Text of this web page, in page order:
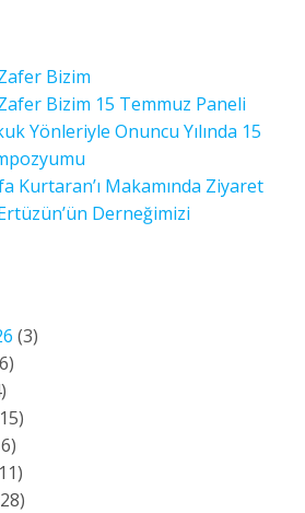
Bizim
Bizim 15 Temmuz Paneli
Yönleriyle Onuncu Yılında 15
Kurtaran’ı Makamında Ziyaret
Derneğimizi
(3)